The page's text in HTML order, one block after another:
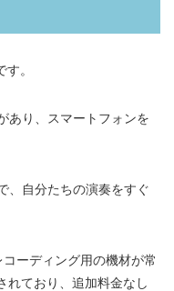
。
あり、スマートフォンを
、自分たちの演奏をすぐ
ーディング用の機材が常
れており、追加料金なし